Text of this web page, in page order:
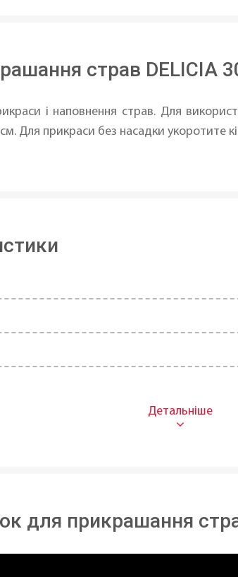
страв DELICIA
і наповнення страв. Для
Для прикраси без насадки укоротите
для прикрашання